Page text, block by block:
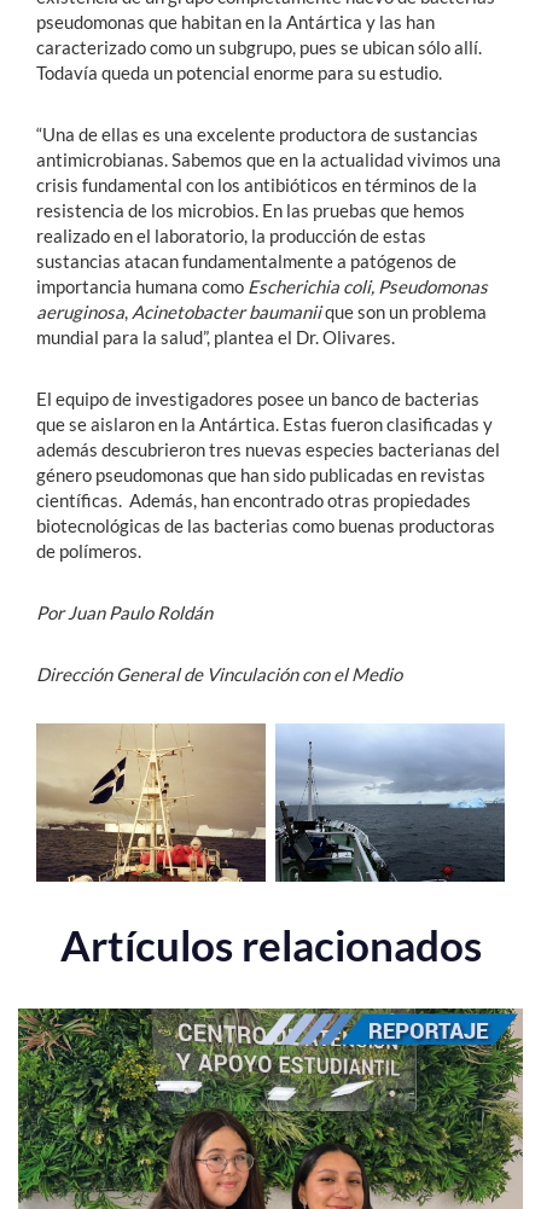
pseudomonas que habitan en la Antártica y las han
caracterizado como un subgrupo, pues se ubican sólo allí.
Todavía queda un potencial enorme para su estudio.
“Una de ellas es una excelente productora de sustancias
antimicrobianas. Sabemos que en la actualidad vivimos una
crisis fundamental con los antibióticos en términos de la
resistencia de los microbios. En las pruebas que hemos
realizado en el laboratorio, la producción de estas
sustancias atacan fundamentalmente a patógenos de
importancia humana como Escherichia coli, Pseudomonas
aeruginosa, Acinetobacter baumaniique son un problema
mundial para la salud”, plantea el Dr. Olivares.
El equipo de investigadores posee un banco de bacterias
que se aislaron en la Antártica. Estas fueron clasificadas y
además descubrieron tres nuevas especies bacterianas del
género pseudomonas que han sido publicadas en revistas
científicas. Además, han encontrado otras propiedades
biotecnológicas de las bacterias como buenas productoras
de polímeros.
Por Juan Paulo Roldán
Dirección General de Vinculación con el Medio
Artículos relacionados